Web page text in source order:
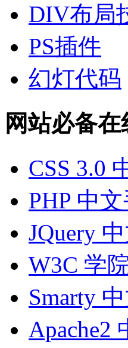
DIV布局
PS插件
幻灯代码
网站必备
CSS 3.0
PHP 中
JQuery
W3C 学
Smarty
Apache2